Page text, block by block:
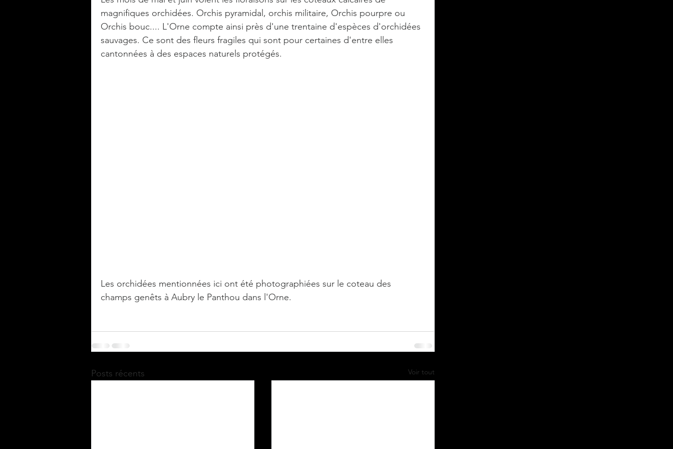
magnifiques orchidées. Orchis pyramidal, orchis militaire, Orchis pourpre ou
Orchis bouc.... L'Orne compte ainsi près d'une trentaine d'espèces d'orchidées
sauvages. Ce sont des fleurs fragiles qui sont pour certaines d'entre elles
cantonnées à des espaces naturels protégés.
Les orchidées mentionnées ici ont été photographiées sur le coteau des
champs genêts à Aubry le Panthou dans l'Orne.
Posts récents Voir tout